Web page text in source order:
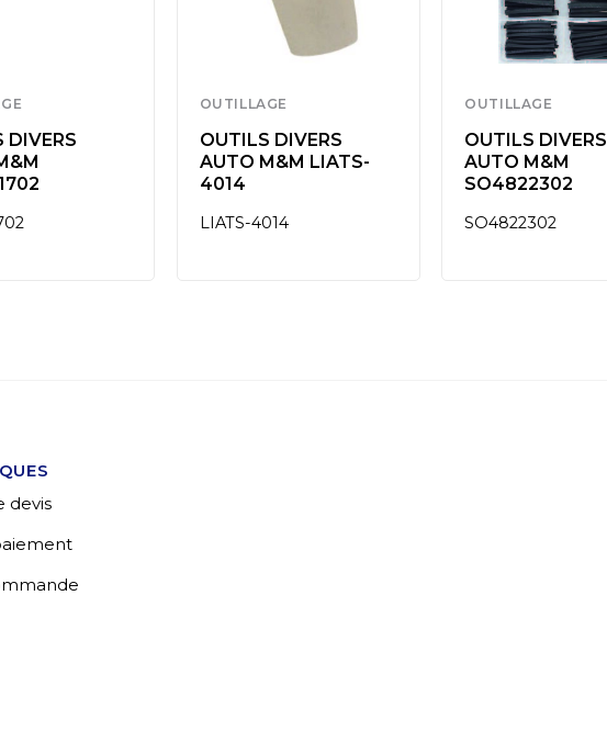
DIVERS
OUTILLAGE
OUTILS DIVERS
AUTO M&M LIATS-
4014
LIATS-4014
OUTILLAGE
OUTILS DIVERS
AUTO M&M
SO4822302
SO4822302
devis